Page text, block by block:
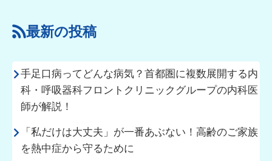
最新の投稿
手足口病ってどんな病気？首都圏に複数展開する内
科・呼吸器科フロントクリニックグループの内科医
師が解説！
「私だけは大丈夫」が一番あぶない！高齢のご家族
を熱中症から守るために